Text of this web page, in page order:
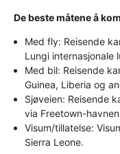
De beste måtene å
Med fly: Reisende
Lungi internasjonale
Med bil: Reisende
Guinea, Liberia og
Sjøveien: Reisende
via Freetown-
Visum/tillatelse:
Sierra Leone.